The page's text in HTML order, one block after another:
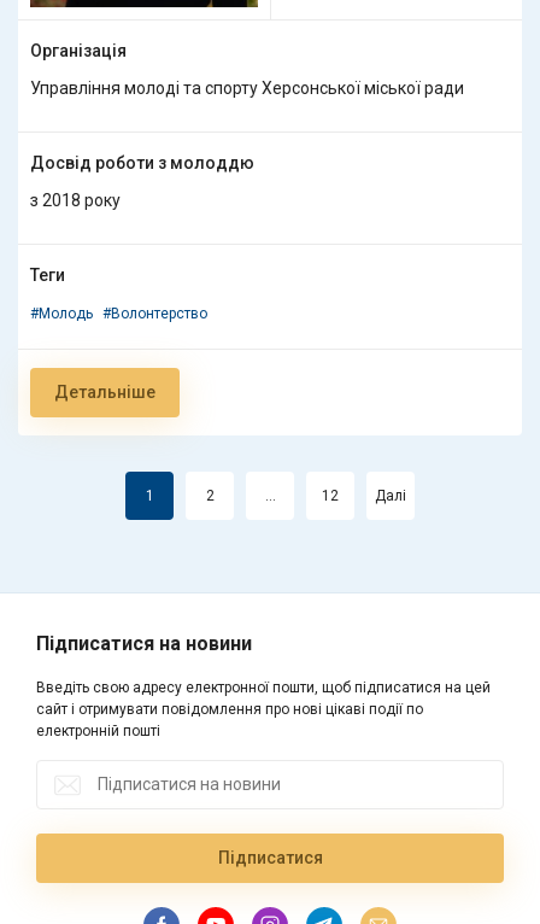
Організація
Управління молоді та спорту Херсонської міської ради
Досвід роботи з молоддю
з 2018 року
Теги
#Молодь #Волонтерство
Детальніше
Пагінація записів
1 2 … 12 Далі
Підписатися на новини
Введіть свою адресу електронної пошти, щоб підписатися на цей
сайт і отримувати повідомлення про нові цікаві події по
електронній пошті